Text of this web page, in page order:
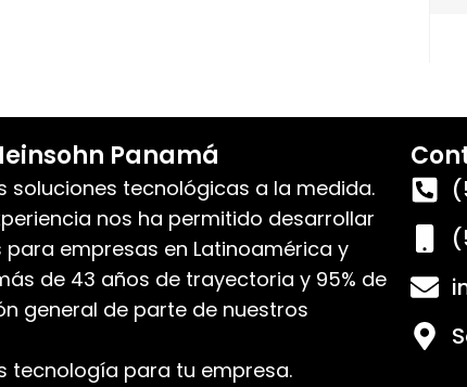
Panamá
soluciones tecnológicas a la medida.
nos ha permitido desarrollar
para empresas en Latinoamérica y
de 43 años de trayectoria y 95% de
general de parte de nuestros
tecnología para tu empresa.